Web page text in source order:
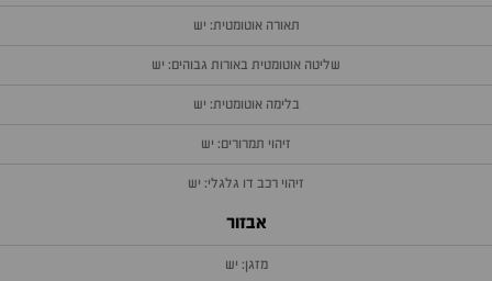
תאורה אוטומטית: יש
שליטה אוטומטית באורות גבוהים: יש
בלימה אוטומטית: יש
זיהוי תמרורים: יש
זיהוי רכב דו גלגלי: יש
אבזור
מזגן: יש